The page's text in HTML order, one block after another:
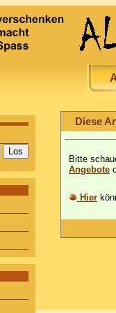
Diese
Bitte
Angebote
Hier